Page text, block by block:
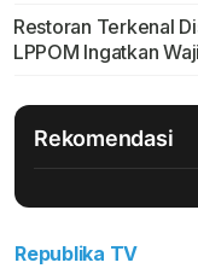
Restoran Terkenal
LPPOM Ingatkan
Rekomendasi
Republika TV